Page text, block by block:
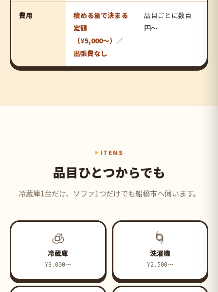
費用
積める量で決まる
定額
（¥5,000〜）／
出張費なし
品目ごとに数百
円〜
ITEMS
品目ひとつからでも
冷蔵庫1台だけ、ソファ1つだけでも船橋市へ伺います。
🧊
冷蔵庫
¥3,000〜
🌀
洗濯機
¥2,500〜